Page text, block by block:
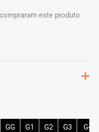
este produto
GG G1 G2 G3
G4